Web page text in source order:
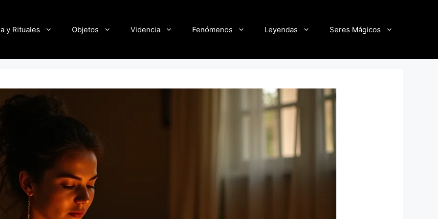
y Rituales Objetos Videncia Fenómenos Leyendas Seres Mágicos